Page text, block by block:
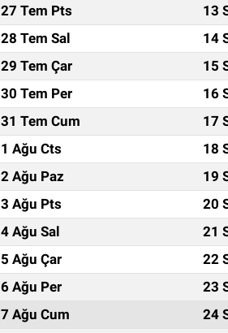
27 Tem Pts
13
28 Tem Sal
14
29 Tem Çar
15
30 Tem Per
16
31 Tem Cum
17
1 Ağu Cts
18
2 Ağu Paz
19
3 Ağu Pts
20
4 Ağu Sal
21
5 Ağu Çar
22
6 Ağu Per
23
7 Ağu Cum
24